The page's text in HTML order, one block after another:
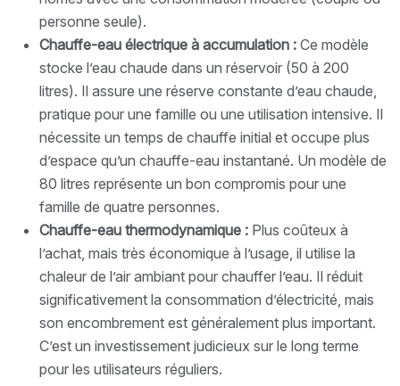
personne seule).
Chauffe-eau électrique à accumulation : Ce modèle
stocke l’eau chaude dans un réservoir (50 à 200
litres). Il assure une réserve constante d’eau chaude,
pratique pour une famille ou une utilisation intensive. Il
nécessite un temps de chauffe initial et occupe plus
d’espace qu’un chauffe-eau instantané. Un modèle de
80 litres représente un bon compromis pour une
famille de quatre personnes.
Chauffe-eau thermodynamique : Plus coûteux à
l’achat, mais très économique à l’usage, il utilise la
chaleur de l’air ambiant pour chauffer l’eau. Il réduit
significativement la consommation d’électricité, mais
son encombrement est généralement plus important.
C’est un investissement judicieux sur le long terme
pour les utilisateurs réguliers.